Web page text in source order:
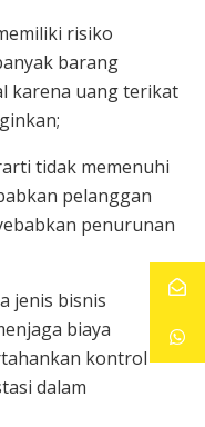
risiko
barang
karena uang terikat
tidak memenuhi
pelanggan
penurunan
jenis bisnis
biaya
kontrol
dalam